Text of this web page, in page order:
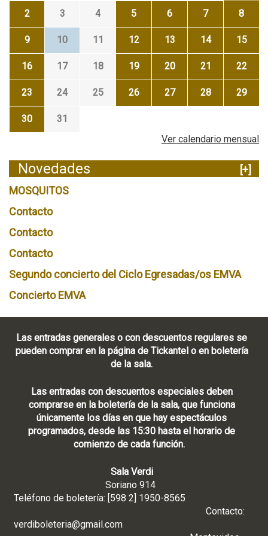
2 3 4 5 6 7 8
9 10 11 12 13 14 15
16 17 18 19 20 21 22
23 24 25 26 27 28 29
30
31
Ver calendario mensual
Novedades
[+]
MOSQUITOS
Contacto
Contacto
Contacto
Segundo concierto del Ciclo Egresadas/os EMVA
Concierto EMVA
Las entradas generales o con descuentos regulares se
pueden comprar en la página de Tickantel o en boletería
de la sala.
Las entradas con descuentos especiales deben
comprarse en la boletería de la sala, que funciona
únicamente los días en que hay espectáculos
programados, desde las 15:30 hasta el horario de
comienzo de cada función.
Sala Verdi
Soriano 914
Teléfono de boletería: [598 2] 1950-8565
Contacto:
verdiboleteria@gmail.com